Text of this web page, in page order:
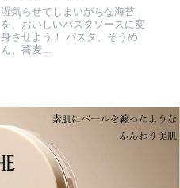
湿気らせてしまいがちな海苔
を、おいしいパスタソースに変
身させよう！ パスタ、そうめ
ん、蕎麦...